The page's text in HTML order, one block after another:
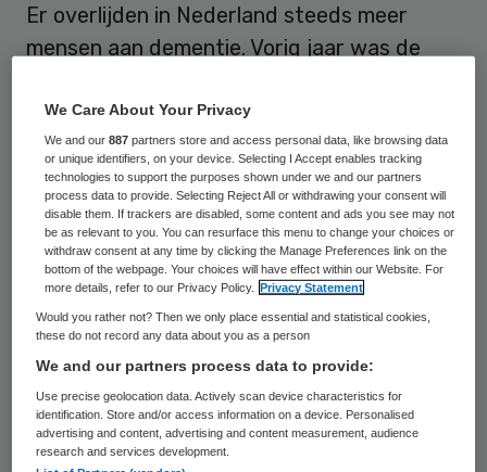
Er overlijden in Nederland steeds meer
mensen aan dementie. Vorig jaar was de
Sinds 1996 is dit aantal met 4400 mensen
gestegen. Dat meldt het Centraal Bureau
voor de Statistiek. Aan longkanker
overleden vorig jaar 10.300 mensen en aan
een hartinfarct 8900.
Bij een vergevorderd stadium van dementie
werken het slikken, ademhalen of de
blaasreflex niet meer goed. Hierdoor
kunnen mensen met dementie problemen
krijgen met eten en drinken, of infecties
oplopen waaraan ze overlijden. De stijging is
We Care About Your Privacy
We and our887 partners store and access personal data, like browsing data
or unique identifiers, on your device. Selecting I Accept enables tracking
technologies to support the purposes shown under we and our partners
process data to provide. Selecting Reject All or withdrawing your consent will
disable them. If trackers are disabled, some content and ads you see may not
be as relevant to you. You can resurface this menu to change your choices or
withdraw consent at any time by clicking the Manage Preferences link on the
bottom of the webpage. Your choices will have effect within our Website. For
more details, refer to our Privacy Policy.
Privacy Statement
Would you rather not? Then we only place essential and statistical cookies,
these do not record any data about you as a person
We and our partners process data to provide:
Use precise geolocation data. Actively scan device characteristics for
identification. Store and/or access information on a device. Personalised
advertising and content, advertising and content measurement, audience
research and services development.